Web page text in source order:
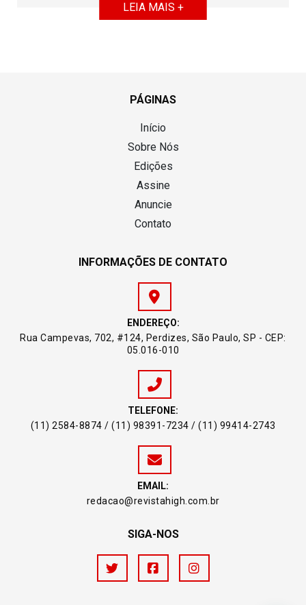
LEIA MAIS +
PÁGINAS
Início
Sobre Nós
Edições
Assine
Anuncie
Contato
INFORMAÇÕES DE CONTATO
ENDEREÇO:
Rua Campevas, 702, #124, Perdizes, São Paulo, SP - CEP:
05.016-010
TELEFONE:
(11) 2584-8874 / (11) 98391-7234 / (11) 99414-2743
EMAIL:
redacao@revistahigh.com.br
SIGA-NOS